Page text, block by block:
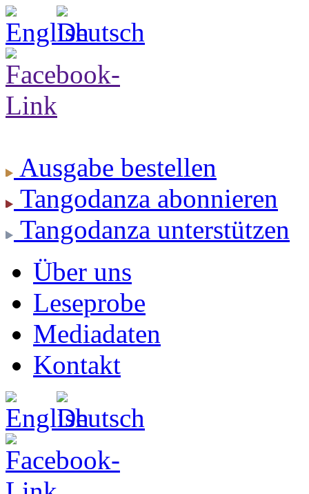
Ausgabe bestellen
Tangodanza abonnieren
Tangodanza unterstützen
Über uns
Leseprobe
Mediadaten
Kontakt